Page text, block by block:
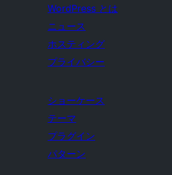
WordPress とは
ニュース
ホスティング
プライバシー
ショーケース
テーマ
プラグイン
パターン